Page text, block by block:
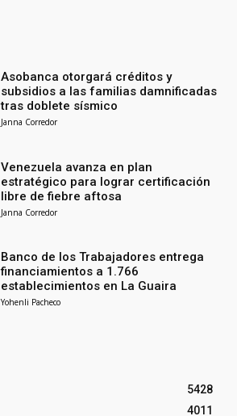
Asobanca otorgará créditos y
subsidios a las familias damnificadas
tras doblete sísmico
Janna Corredor
Venezuela avanza en plan
estratégico para lograr certificación
libre de fiebre aftosa
Janna Corredor
Banco de los Trabajadores entrega
financiamientos a 1.766
establecimientos en La Guaira
Yohenli Pacheco
5428
4011